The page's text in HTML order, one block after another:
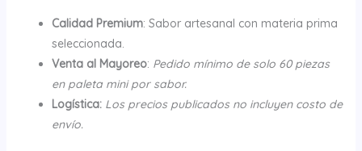
Calidad Premium: Sabor artesanal con materia prima
seleccionada.
Venta al Mayoreo: Pedido mínimo de solo 60 piezas
en paleta mini por sabor.
Logística: Los precios publicados no incluyen costo de
envío.